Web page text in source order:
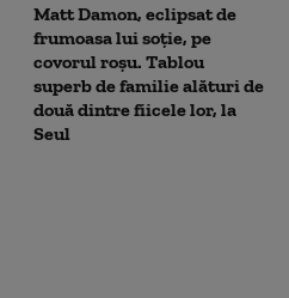
Matt Damon, eclipsat de
frumoasa lui soție, pe
covorul roșu. Tablou
superb de familie alături de
două dintre fiicele lor, la
Seul